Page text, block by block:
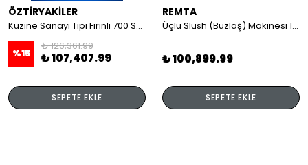
ÖZTİRYAKİLER
Kuzine Sanayi Tipi Fırınlı 700 Seri Gazlı 4 Açık Ateş 80x70x85 (Lp)-2X6Kw+2X7,5Kw+6Kw Elektrikli Fırın
%15
₺ 126,361.99
₺ 107,407.99
SEPETE EKLE
REMTA
Üçlü Slush (Buzlaş) Makinesi 12+12+12 lt
₺ 100,899.99
SEPETE EKLE